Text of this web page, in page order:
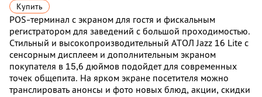
Купить
POS-терминал с экраном для гостя и фискальным
регистратором для заведений с большой проходимостью.
Стильный и высокопроизводительный АТОЛ Jazz 16 Lite с
сенсорным дисплеем и дополнительным экраном
покупателя в 15,6 дюймов подойдет для современных
точек общепита. На ярком экране посетителя можно
транслировать анонсы и фото новых блюд, акции, скидки